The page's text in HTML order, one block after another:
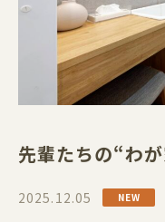
先輩たちの“わ
2025.12.05